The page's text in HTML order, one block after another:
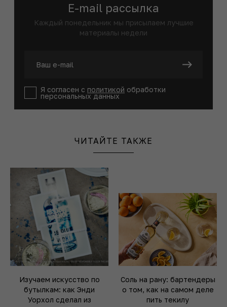
E-mail рассылка
Каждый понедельник мы присылаем лучшие
материалы недели
Я согласен с политикой обработки
персональных данных
ЧИТАЙТЕ ТАКЖЕ
Изучаем искусство по
бутылкам: как Энди
Уорхол сделал из
Соль на рану: бартендеры
о том, как на самом деле
пить текилу